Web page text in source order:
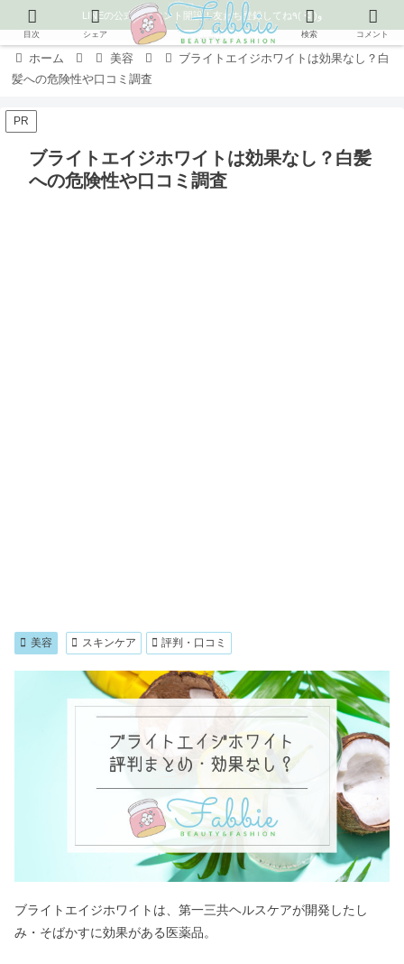
LINEの公式アカウント開設！友だち登録してね٩( ᐛ )و
ホーム 美容
ブライトエイジホワイトは効果なし？白
髪への危険性や口コミ調査
PR
ブライトエイジホワイトは効果なし？白髪
への危険性や口コミ調査
美容 スキンケア 評判・口コミ
ブライトエイジホワイトは、第一三共ヘルスケアが開発したし
み・そばかすに効果がある医薬品。
目次 シェア 検索 コメント